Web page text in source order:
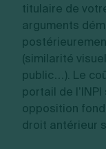
titulaire de
arguments
(similarité
public…). Le
portail de
opposition
droit antérieur